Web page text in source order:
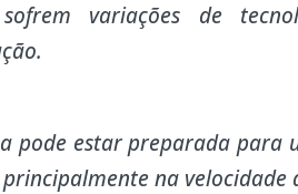
variações de
pode estar preparada para
principalmente na velocidade